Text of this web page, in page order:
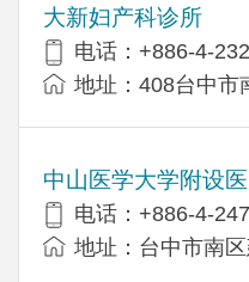
大新妇产科诊所
电话：+886-4-
地址：408台中市
中山医学大学附设
电话：+886-4-
地址：台中市南